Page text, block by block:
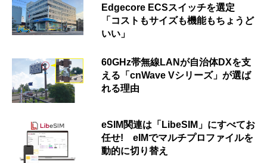
Edgecore ECSスイッチを選定
「コストもサイズも機能もちょうど
いい」
60GHz帯無線LANが自治体DXを支
える「cnWave Vシリーズ」が選ば
れる理由
eSIM関連は「LibeSIM」にすべてお
任せ! eIMでマルチプロファイルを
動的に切り替え